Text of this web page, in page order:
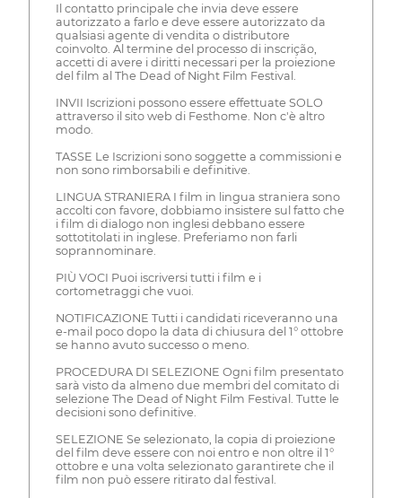
Il contatto principale che invia deve essere
autorizzato a farlo e deve essere autorizzato da
qualsiasi agente di vendita o distributore
coinvolto. Al termine del processo di inscrição,
accetti di avere i diritti necessari per la proiezione
del film al The Dead of Night Film Festival.
INVII Iscrizioni possono essere effettuate SOLO
attraverso il sito web di Festhome. Non c'è altro
modo.
TASSE Le Iscrizioni sono soggette a commissioni e
non sono rimborsabili e definitive.
LINGUA STRANIERA I film in lingua straniera sono
accolti con favore, dobbiamo insistere sul fatto che
i film di dialogo non inglesi debbano essere
sottotitolati in inglese. Preferiamo non farli
soprannominare.
PIÙ VOCI Puoi iscriversi tutti i film e i
cortometraggi che vuoi.
NOTIFICAZIONE Tutti i candidati riceveranno una
e-mail poco dopo la data di chiusura del 1° ottobre
se hanno avuto successo o meno.
PROCEDURA DI SELEZIONE Ogni film presentato
sarà visto da almeno due membri del comitato di
selezione The Dead of Night Film Festival. Tutte le
decisioni sono definitive.
SELEZIONE Se selezionato, la copia di proiezione
del film deve essere con noi entro e non oltre il 1°
ottobre e una volta selezionato garantirete che il
film non può essere ritirato dal festival.